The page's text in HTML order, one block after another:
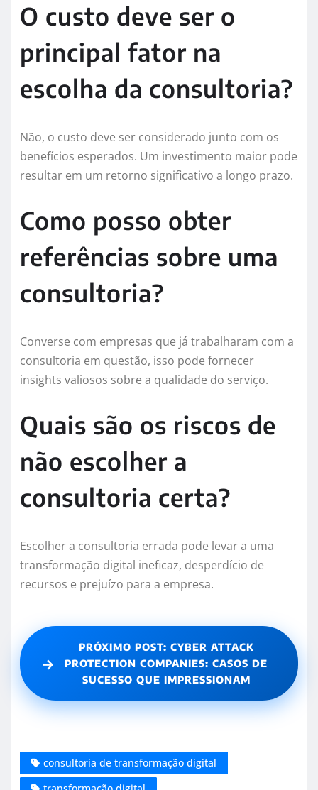
O custo deve ser o
principal fator na
escolha da consultoria?
Não, o custo deve ser considerado junto com os
benefícios esperados. Um investimento maior pode
resultar em um retorno significativo a longo prazo.
Como posso obter
referências sobre uma
consultoria?
Converse com empresas que já trabalharam com a
consultoria em questão, isso pode fornecer
insights valiosos sobre a qualidade do serviço.
Quais são os riscos de
não escolher a
consultoria certa?
Escolher a consultoria errada pode levar a uma
transformação digital ineficaz, desperdício de
recursos e prejuízo para a empresa.
→
PRÓXIMO POST: CYBER ATTACK
PROTECTION COMPANIES: CASOS DE
SUCESSO QUE IMPRESSIONAM
consultoria de transformação digital